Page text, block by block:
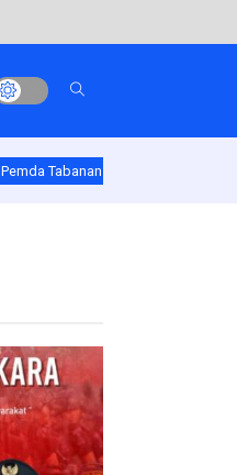
Pemda Tabanan